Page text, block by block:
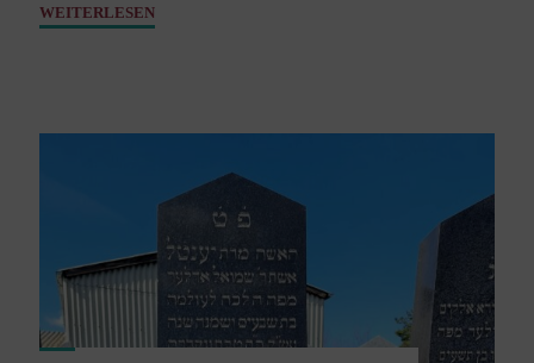
WEITERLESEN"Adler
Jänner